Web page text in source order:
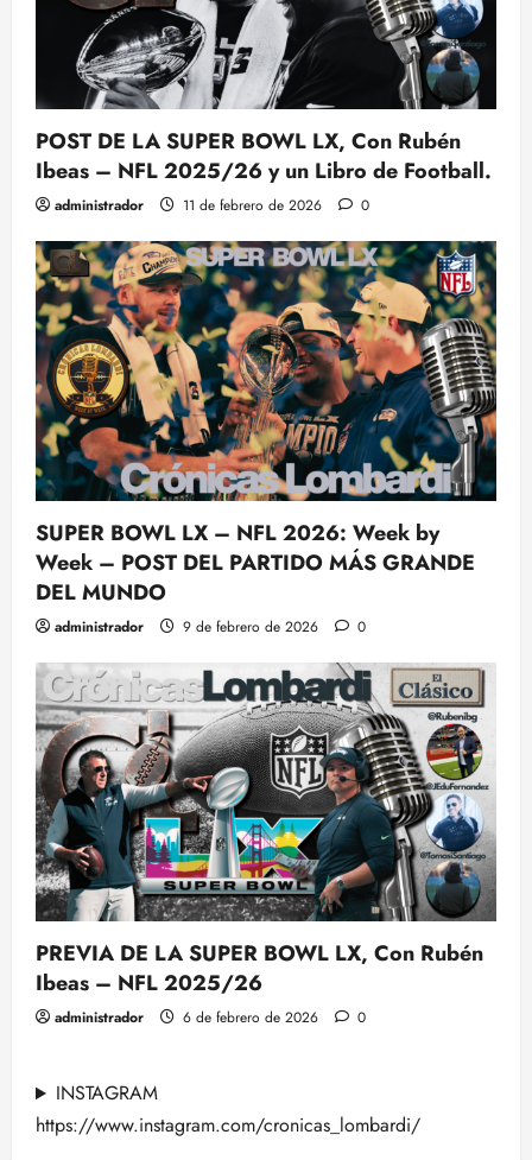
POST DE LA SUPER BOWL LX, Con Rubén
Ibeas – NFL 2025/26 y un Libro de Football.
administrador 11 de febrero de 2026 0
SUPER BOWL LX – NFL 2026: Week by
Week – POST DEL PARTIDO MÁS GRANDE
DEL MUNDO
administrador 9 de febrero de 2026 0
PREVIA DE LA SUPER BOWL LX, Con Rubén
Ibeas – NFL 2025/26
administrador 6 de febrero de 2026 0
INSTAGRAM
https://www.instagram.com/cronicas_lombardi/